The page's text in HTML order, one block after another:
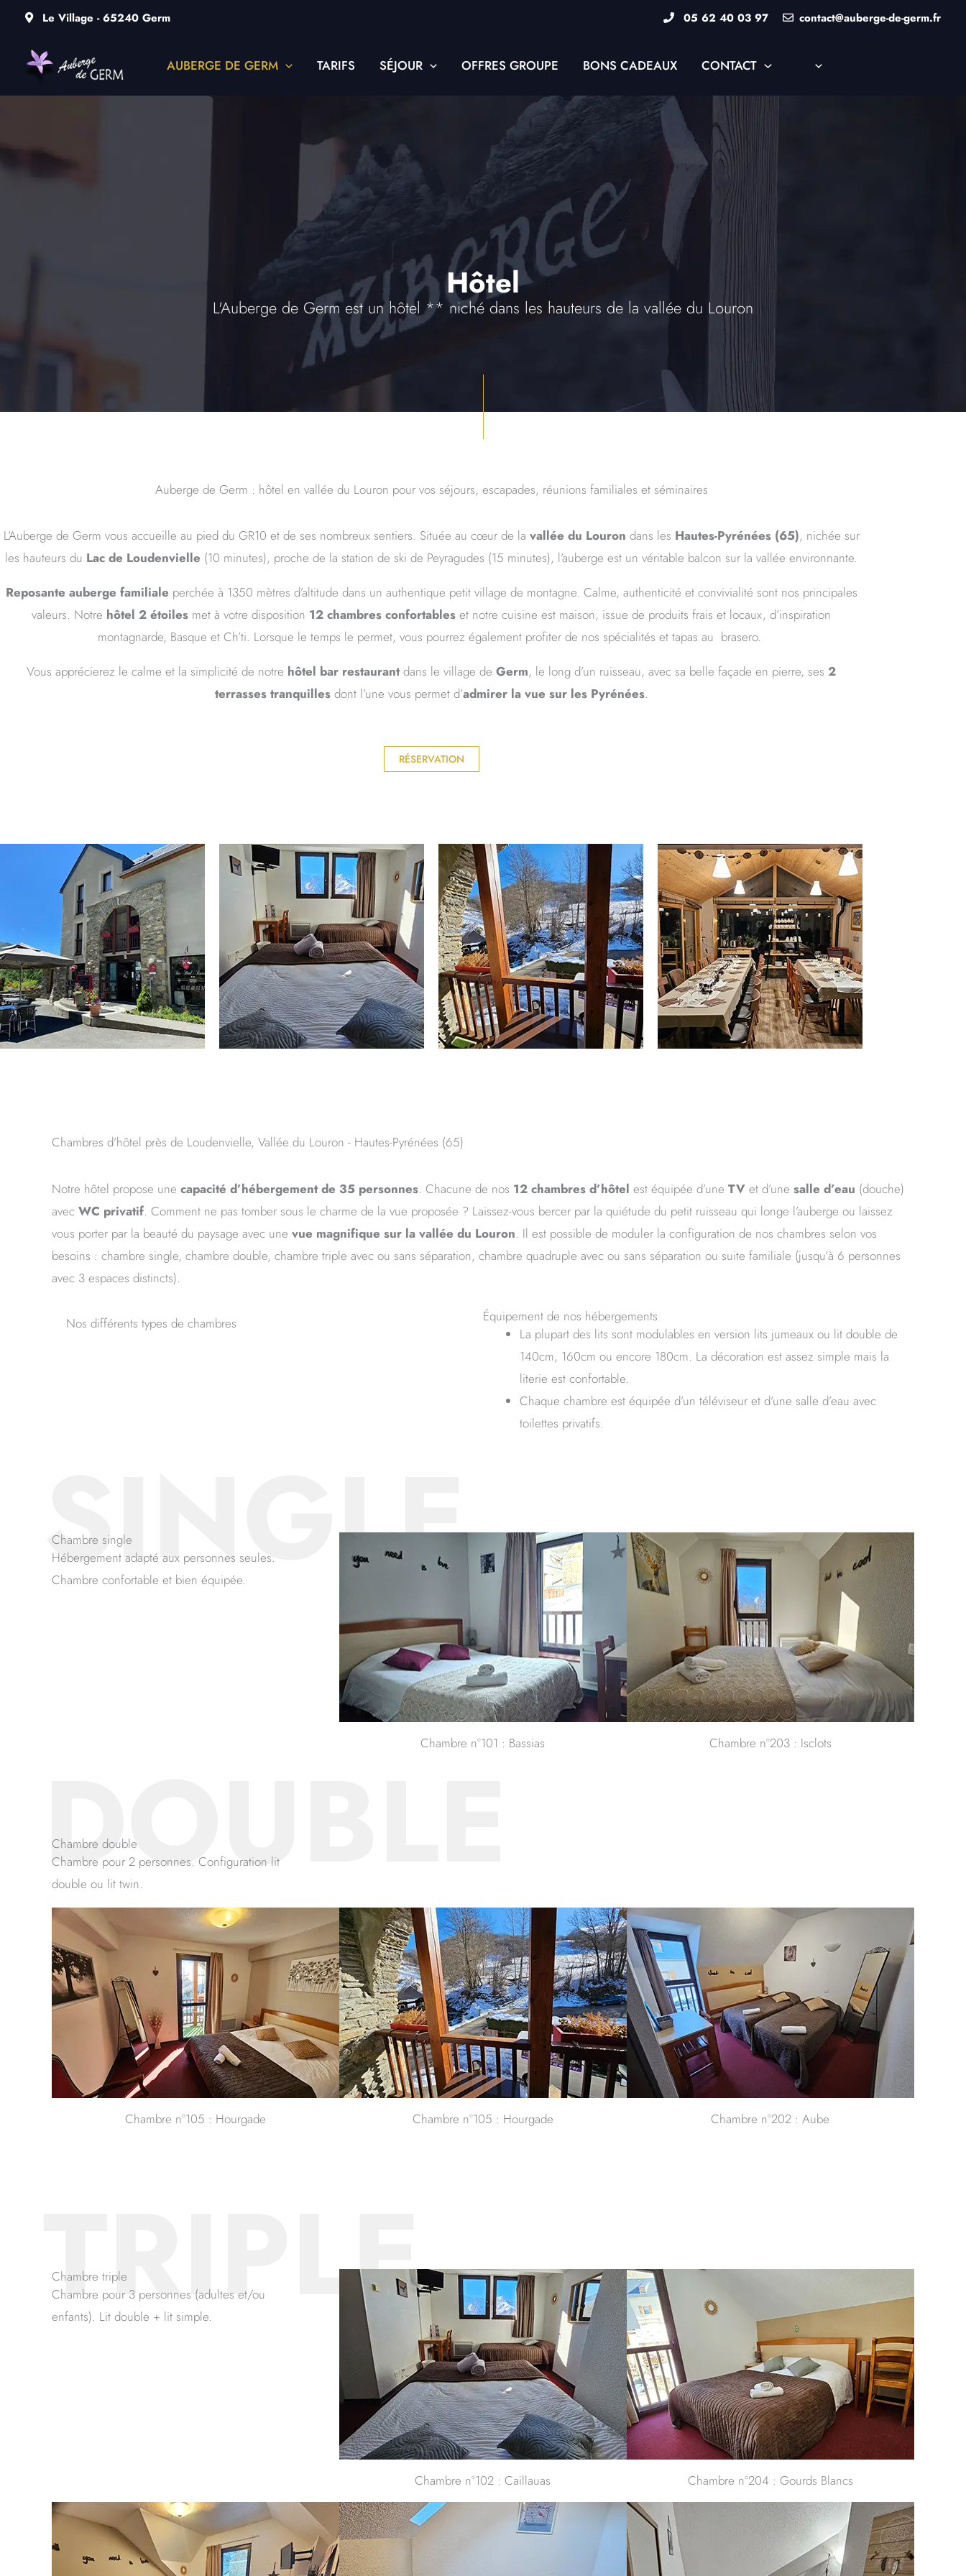
contenu
Le Village - 65240 Germ 05 62 40 03 97 contact@auberge-de-germ.fr
AUBERGE DE GERM TARIFS SÉJOUR OFFRES GROUPE BONS CADEAUX CONTACT
Hôtel
L'Auberge de Germ est un hôtel ** niché dans les hauteurs de la vallée du Louron
Auberge de Germ : hôtel en vallée du Louron pour vos séjours, escapades, réunions familiales et séminaires
L’Auberge de Germ vous accueille au pied du GR10 et de ses nombreux sentiers. Située au cœur de la vallée du Louron dans les Hautes-Pyrénées (65), nichée sur
les hauteurs du Lac de Loudenvielle (10 minutes), proche de la station de ski de Peyragudes (15 minutes), l’auberge est un véritable balcon sur la vallée environnante.
Reposante auberge familiale perchée à 1350 mètres d’altitude dans un authentique petit village de montagne. Calme, authenticité et convivialité sont nos principales
valeurs. Notre hôtel 2 étoiles met à votre disposition 12 chambres confortables et notre cuisine est maison, issue de produits frais et locaux, d’inspiration
montagnarde, Basque et Ch’ti. Lorsque le temps le permet, vous pourrez également profiter de nos spécialités et tapas au brasero.
Vous apprécierez le calme et la simplicité de notre hôtel bar restaurantdans le village de Germ, le long d’un ruisseau, avec sa belle façade en pierre, ses 2
terrasses tranquillesdont l’une vous permet d’admirer la vue sur les Pyrénées.
RÉSERVATION
Chambres d’hôtel près de Loudenvielle, Vallée du Louron - Hautes-Pyrénées (65)
Notre hôtel propose une capacité d’hébergement de 35 personnes. Chacune de nos 12 chambres d’hôtel est équipée d’une TV et d’une salle d’eau (douche)
avec WC privatif. Comment ne pas tomber sous le charme de la vue proposée ? Laissez-vous bercer par la quiétude du petit ruisseau qui longe l’auberge ou laissez
vous porter par la beauté du paysage avec une vue magnifique sur la vallée du Louron. Il est possible de moduler la configuration de nos chambres selon vos
besoins : chambre single, chambre double, chambre triple avec ou sans séparation, chambre quadruple avec ou sans séparation ou suite familiale (jusqu’à 6 personnes
avec 3 espaces distincts).
Nos différents types de chambres
Équipement de nos hébergements
La plupart des lits sont modulables en version lits jumeaux ou lit double de
140cm, 160cm ou encore 180cm. La décoration est assez simple mais la
literie est confortable.
Chaque chambre est équipée d’un téléviseur et d’une salle d’eau avec
toilettes privatifs.
SINGLE
Chambre single
Hébergement adapté aux personnes seules.
Chambre confortable et bien équipée.
Chambre n°101 : Bassias Chambre n°203 : Isclots
DOUBLE
Chambre double
Chambre pour 2 personnes. Configuration lit
double ou lit twin.
Chambre n°105 : Hourgade Chambre n°105 : Hourgade Chambre n°202 : Aube
TRIPLE
Chambre triple
Chambre pour 3 personnes (adultes et/ou
enfants). Lit double + lit simple.
Chambre n°102 : Caillauas Chambre n°204 : Gourds Blancs